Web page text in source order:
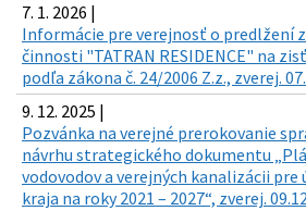
7. 1. 2026 |
Informácie pre verejnosť o predlžení
činnosti "TATRAN RESIDENCE" na
podľa zákona č. 24/2006 Z.z., zverej.
9. 12. 2025 |
Pozvánka na verejné prerokovanie
návrhu strategického dokumentu
vodovodov a verejných kanalizácii pre
kraja na roky 2021 – 2027“, zverej.